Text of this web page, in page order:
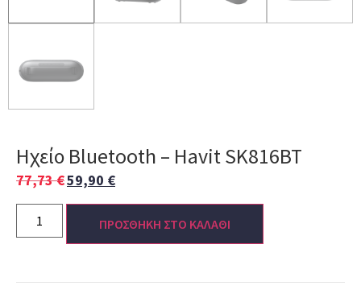
Ηχείο Bluetooth – Havit SK816BT
77,73€59,90 €
ΠΡΟΣΘΗΚΗ ΣΤΟ ΚΑΛΑΘΙ